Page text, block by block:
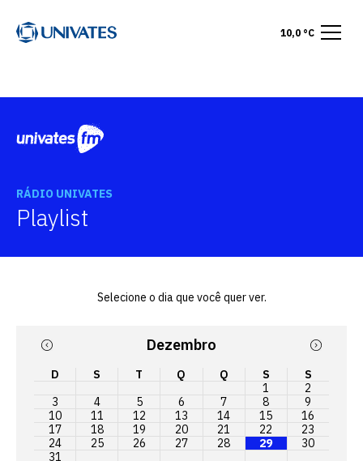
10,0 °C
RÁDIO UNIVATES
Playlist
Selecione o dia que você quer ver.
Dezembro
D S T Q Q S
S
1
2
3
4 5 6 7 8
9
10
11 12 13 14 15
16
17
18 19 20 21 22
23
24
25 26 27 28 29
30
31